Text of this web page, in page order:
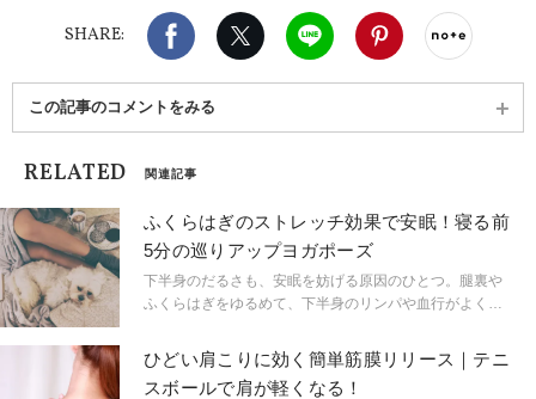
SHARE:
Facebook X（旧twitter）
LINE Pinterest
この記事のコメントをみる
RELATED 関連記事
ふくらはぎのストレッチ効果で安眠！寝る前
5分の巡りアップヨガポーズ
下半身のだるさも、安眠を妨げる原因のひとつ。腿裏や
ふくらはぎをゆるめて、下半身のリンパや血行がよくな
教えてもらいました。
ひどい肩こりに効く簡単筋膜リリース｜テニ
スボールで肩が軽くなる！